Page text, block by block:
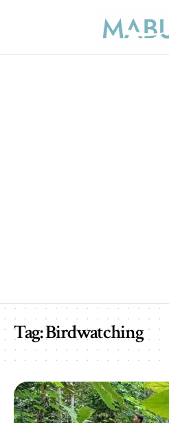
Tag:Birdwatching